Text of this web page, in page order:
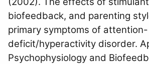
biofeedback, and parenting
primary symptoms of attention-
deficit/hyperactivity disorder.
Psychophysiology and